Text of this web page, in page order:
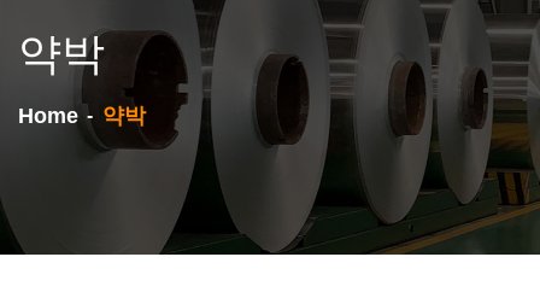
약박
Home 약박